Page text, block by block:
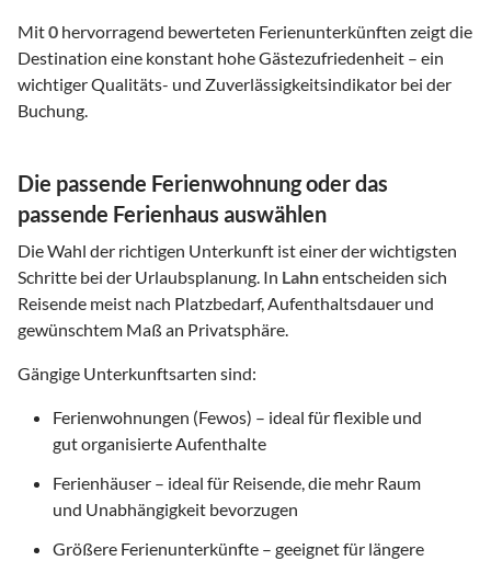
Mit0 hervorragend bewerteten Ferienunterkünften zeigt die
Destination eine konstant hohe Gästezufriedenheit – ein
wichtiger Qualitäts- und Zuverlässigkeitsindikator bei der
Buchung.
Die passende Ferienwohnung oder das
passende Ferienhaus auswählen
Die Wahl der richtigen Unterkunft ist einer der wichtigsten
Schritte bei der Urlaubsplanung. In Lahnentscheiden sich
Reisende meist nach Platzbedarf, Aufenthaltsdauer und
gewünschtem Maß an Privatsphäre.
Gängige Unterkunftsarten sind:
Ferienwohnungen (Fewos) – ideal für flexible und
gut organisierte Aufenthalte
Ferienhäuser – ideal für Reisende, die mehr Raum
und Unabhängigkeit bevorzugen
Größere Ferienunterkünfte – geeignet für längere